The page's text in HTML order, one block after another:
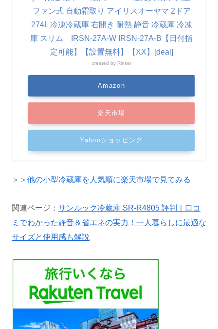
ファン式 自動霜取り アイリスオーヤマ 2ドア
274L 冷凍冷蔵庫 右開き 耐熱 静音 冷蔵庫 冷凍
庫 スリム IRSN-27A-W IRSN-27A-B【日付指
定可能】【設置無料】【XX】[deal]
created by Rinker
Amazon
楽天市場
Yahooショッピング
＞＞他の小型冷蔵庫を人気順に楽天市場で見てみる
関連ページ： サンルック冷蔵庫 SR-R4805 評判｜口コ
ミでわかった静音＆省エネの実力！一人暮らしに最適な
サイズと使用感も解説